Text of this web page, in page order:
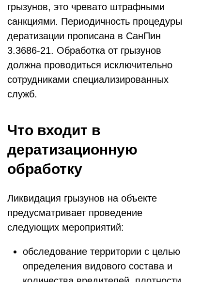
грызунов, это чревато штрафными
санкциями. Периодичность процедуры
дератизации прописана в СанПин
3.3686-21. Обработка от грызунов
должна проводиться исключительно
сотрудниками специализированных
служб.
Что входит в
дератизационную
обработку
Ликвидация грызунов на объекте
предусматривает проведение
следующих мероприятий:
обследование территории с целью
определения видового состава и